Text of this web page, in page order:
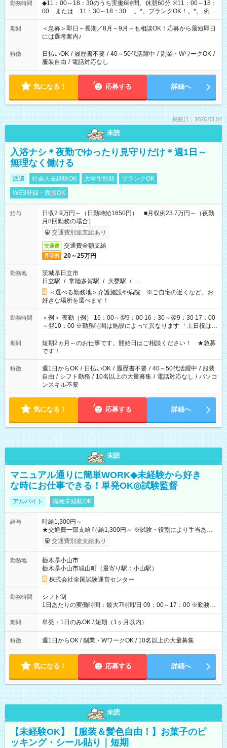
勤務時間
◆11：00～18：30のうち実働6時間、休憩60分 ※11：00～18：
00 または 11：30～18：30 。*。ブランクOK！。*。 例え
ば前職が、 在宅/財団法人/事務/コールセンター/受付/販売/カフェ
スタッフ スイーツ販売/ホテルフロント/化粧品販売/など 様々な
業界から入社して活躍されています♪
期間
＜急募＞即日～長期／8月～9月～も相談OK！応募から最短即日
には選考案内♪
特徴 日払いOK / 履歴書不要 / 40～50代活躍中 / 副業・WワークOK /
服装自由 / 電話対応なし
気になる！ 応募する 詳細へ
掲載日：2026.08.04
未読
入浴ナシ＊夜勤でゆったり見守りだけ＊週1日～
無理なく働ける
派遣 社会人未経験OK 大学生歓迎
ブランクOK
WEB登録・面接OK
給与
日収2.9万円～（日勤時給1650円） ■月収例23.7万円～（夜勤
月8回勤務の場合）
交通費別途支給あり
交通費 交通費全額支給
月収例 20～25万円
勤務地
茨城県日立市
日立駅 / 常陸多賀駅 / 大甕駅 / …
＜選べる勤務地＞介護施設や病院 ※ご自宅の近くなど、お
好きな場所を選べます！
勤務時間
＜例＞ 夜勤（例） 16：00～翌9：00 16：30～翌9：30 17：00
～翌10：00 ※勤務時間は施設によって異なります 「土日祝は休
みたい」 「しっかり稼ぎたい」 「もう少し遅い時間から始めた
い」など ご希望にあったお仕事をご案内いたします。 ※未経験
の方の場合は1～2ヶ月間は日中での仕事を経験いただき、 お
仕事に慣れてからの夜勤になります。 ★家庭の都合でお休みが
必要な場合も遠慮なくご相談ください。
期間
短期2ヵ月～のお仕事です。開始日はご相談ください！ ★急募
です！
特徴 週1日からOK / 日払いOK / 履歴書不要 / 40～50代活躍中 / 服装
自由 / シフト勤務 / 10名以上の大量募集 / 電話対応なし / パソコ
ンスキル不要
気になる！ 応募する 詳細へ
未読
マニュアル通りに簡単WORK◆未経験から好き
な時にお仕事できる！単発OK◎試験監督
アルバイト 職種未経験OK
給与
時給1,300円～
★交通費一部支給 時給1,300円～ ※試験・役割により手当あり
※勤務回数により昇給あり 【即給（前払い）オプションあ
り！】 希望される場合、勤務から1週間ほどで給与の一部を受け
例】 ・河合塾模擬試験 8:30～17:30（休憩1時間） 時給1,300円
×8時間＝日収10,400円＋交通費 ※当日の役割により時給＋100
円の場合あり ・国家試験 7:00～13:30（休憩なし） 時給1,300
円（役割手当＋100円）×6時間＝日収8,400円＋交通費 【試用期
間】試用期間なし
交通費別途支給あり
勤務地
栃木県小山市
栃木県小山市城山町（最寄り駅：小山駅）
株式会社全国試験運営センター
勤務時間
シフト制
1日あたりの実働時間：最大7時間/日 09：00～17：00 ※勤務時
間は 試験により異なります。
期間 単発・1日のみOK / 短期（1ヶ月以内）
特徴 週1日からOK / 副業・WワークOK / 10名以上の大量募集
気になる！ 応募する 詳細へ
未読
【未経験OK】【服装＆髪色自由！】お菓子のピ
ッキング・シール貼り｜短期